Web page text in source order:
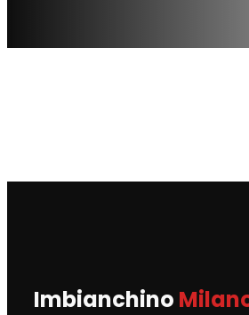
Imbianchino